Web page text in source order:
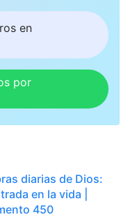
en
por
diarias de Dios:
en la vida |
450